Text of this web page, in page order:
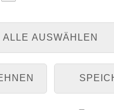
ALLE AUSWÄHLEN